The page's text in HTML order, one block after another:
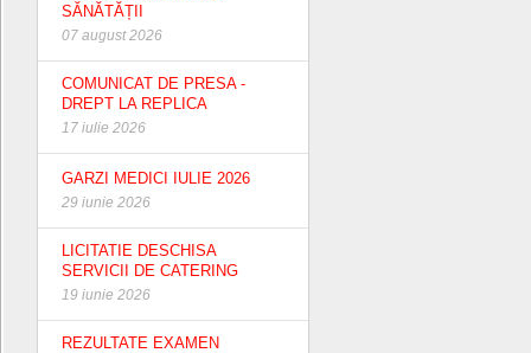
SĂNĂTĂȚII
07 august 2026
COMUNICAT DE PRESA -
DREPT LA REPLICA
17 iulie 2026
GARZI MEDICI IULIE 2026
29 iunie 2026
LICITATIE DESCHISA
SERVICII DE CATERING
19 iunie 2026
REZULTATE EXAMEN